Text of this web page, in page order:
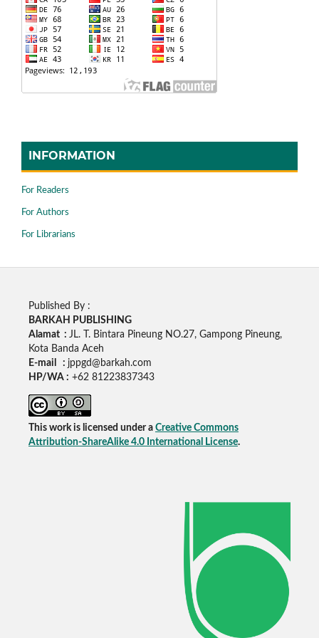
INFORMATION
For Readers
For Authors
For Librarians
Published By :
BARKAH PUBLISHING
Alamat : JL. T. Bintara Pineung NO.27, Gampong Pineung,
Kota Banda Aceh
E-mail : jppgd@barkah.com
HP/WA : +62 81223837343
This work is licensed under a Creative Commons
Attribution-ShareAlike 4.0 International License.